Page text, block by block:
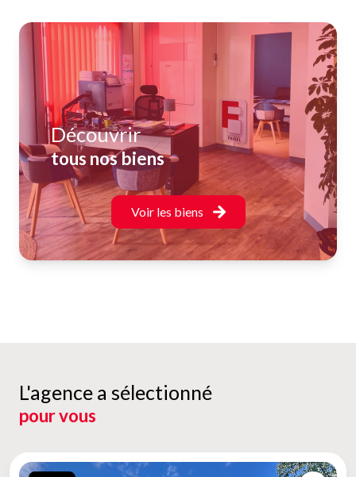
Découvrir
tous nos biens
Voir les biens
L'agence a sélectionné
pour vous